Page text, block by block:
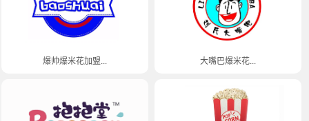
大嘴巴爆米花...
爆帅爆米花加盟...